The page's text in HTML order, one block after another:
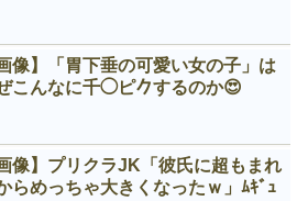
画像】「胃下垂の可愛い女の子」は
こんなに千◯ピ𠂊するのか😍
画像】プリクラJK「彼氏に超もまれ
らめっちゃ大きくなったｗ」ﾑｷﾞｭ